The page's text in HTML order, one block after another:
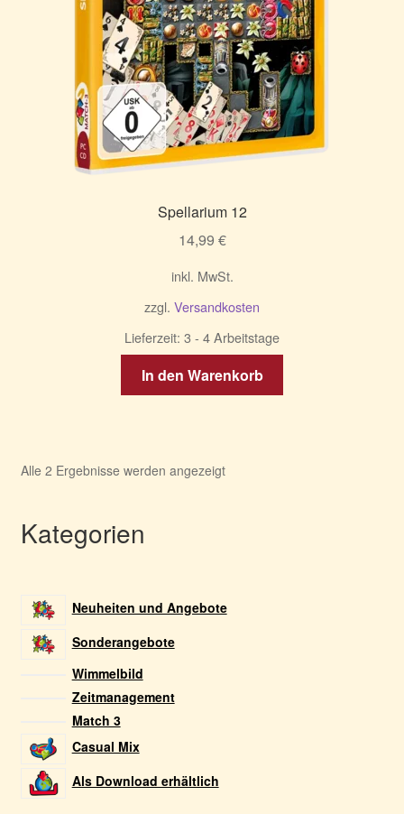
Spellarium 12
14,99 €
inkl. MwSt.
zzgl. Versandkosten
Lieferzeit: 3 - 4 Arbeitstage
In den Warenkorb
Alle 2 Ergebnisse werden angezeigtNach
Kategorien
Neuheiten und Angebote
Sonderangebote
Wimmelbild
Zeitmanagement
Match 3
Casual Mix
Als Download erhältlich